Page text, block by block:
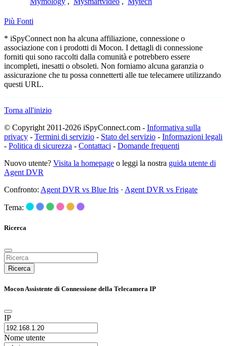
Più Fonti
* iSpyConnect non ha alcuna affiliazione, connessione o
associazione con i prodotti di Mocon. I dettagli di connessione
forniti qui sono raccolti dalla comunità e potrebbero essere
incompleti, inesatti o obsoleti. Non forniamo alcuna garanzia o
assicurazione che tu possa connetterti alle tue telecamere utilizzando
questi URL.
Torna all'inizio
© Copyright 2011-2026 iSpyConnect.com - Informativa sulla
privacy - Termini di servizio - Stato del servizio - Informazioni legali
- Politica di sicurezza - Contattaci - Domande frequenti
Nuovo utente? Visita la homepage o leggi la nostra guida utente di
Agent DVR
Confronto: Agent DVR vs Blue Iris · Agent DVR vs Frigate
Tema:
Ricerca
Ricerca
Mocon Assistente di Connessione della Telecamera IP
IP
Nome utente